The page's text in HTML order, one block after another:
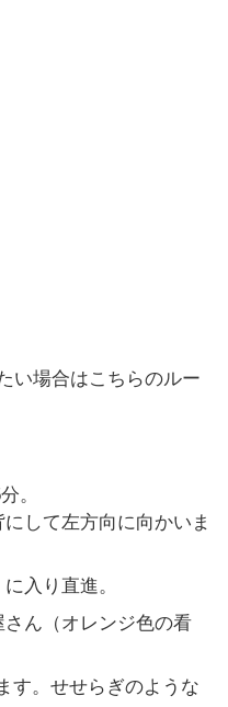
い場合はこちらのルー
。
して左方向に向かいま
入り直進。
ん（オレンジ色の看
す。せせらぎのような